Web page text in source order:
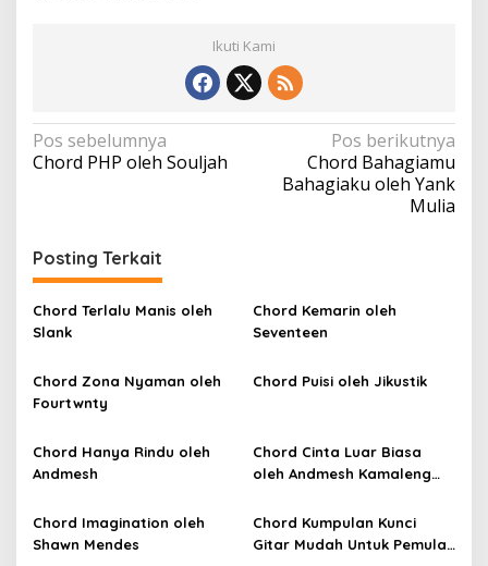
Ikuti Kami
N
a
g
a
s
p
o
s
Pos sebelumnya
Chord PHP oleh Souljah
Pos berikutnya
Chord Bahagiamu
Bahagiaku oleh Yank
Mulia
Posting Terkait
Chord Terlalu Manis oleh
Slank
Chord Kemarin oleh
Seventeen
Chord Zona Nyaman oleh
Fourtwnty
Chord Puisi oleh Jikustik
Chord Hanya Rindu oleh
Andmesh
Chord Cinta Luar Biasa
oleh Andmesh Kamaleng
SKA)
Chord Imagination oleh
Shawn Mendes
Chord Kumpulan Kunci
Gitar Mudah Untuk Pemula